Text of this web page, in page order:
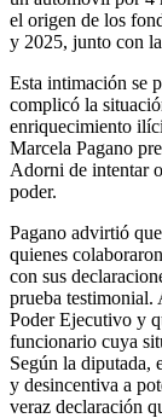
el origen de los
y 2025, junto con
Esta intimación se
complicó la
enriquecimiento
Marcela Pagano
Adorni de intentar
poder.
Pagano advirtió
quienes
con sus
prueba testimonial.
Poder Ejecutivo y
funcionario cuya
Según la diputada,
y desincentiva a
veraz declaración